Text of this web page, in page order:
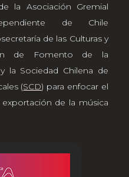
la Asociación Gremial
de Chile
de las Culturas y
de Fomento de la
la Sociedad Chilena de
(SCD) para enfocar el
de la música